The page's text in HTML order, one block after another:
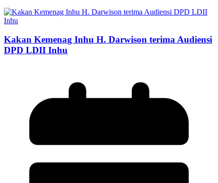
Kakan Kemenag Inhu H. Darwison terima Audiensi
DPD LDII Inhu